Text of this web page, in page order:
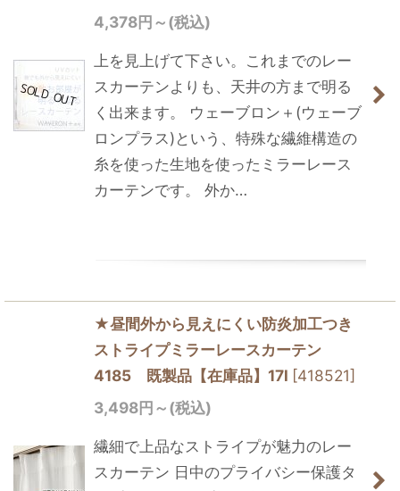
4,378円～(税込)
上を見上げて下さい。これまでのレー
スカーテンよりも、天井の方まで明る
く出来ます。 ウェーブロン＋(ウェーブ
ロンプラス)という、特殊な繊維構造の
糸を使った生地を使ったミラーレース
カーテンです。 外か…
★昼間外から見えにくい防炎加工つき
ストライプミラーレースカーテン
4185 既製品【在庫品】17l [418521]
3,498円～(税込)
繊細で上品なストライプが魅力のレー
スカーテン 日中のプライバシー保護タ